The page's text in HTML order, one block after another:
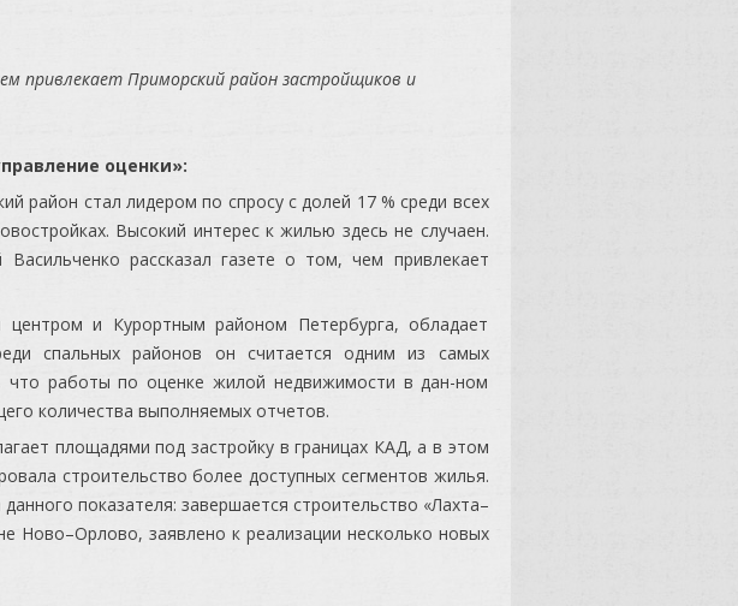
привлекает Приморский район застройщиков и
оценки»:
район стал лидером по спросу с долей 17 % среди всех
Высокий интерес к жилью здесь не случаен.
рассказал газете о том, чем привлекает
и Курортным районом Петербурга, обладает
спальных районов он считается одним из самых
что работы по оценке жилой недвижимости в дан-ном
количества выполняемых отчетов.
площадями под застройку в границах КАД, а в этом
строительство более доступных сегментов жилья.
показателя: завершается строительство «Лахта–
Ново–Орлово, заявлено к реализации несколько новых